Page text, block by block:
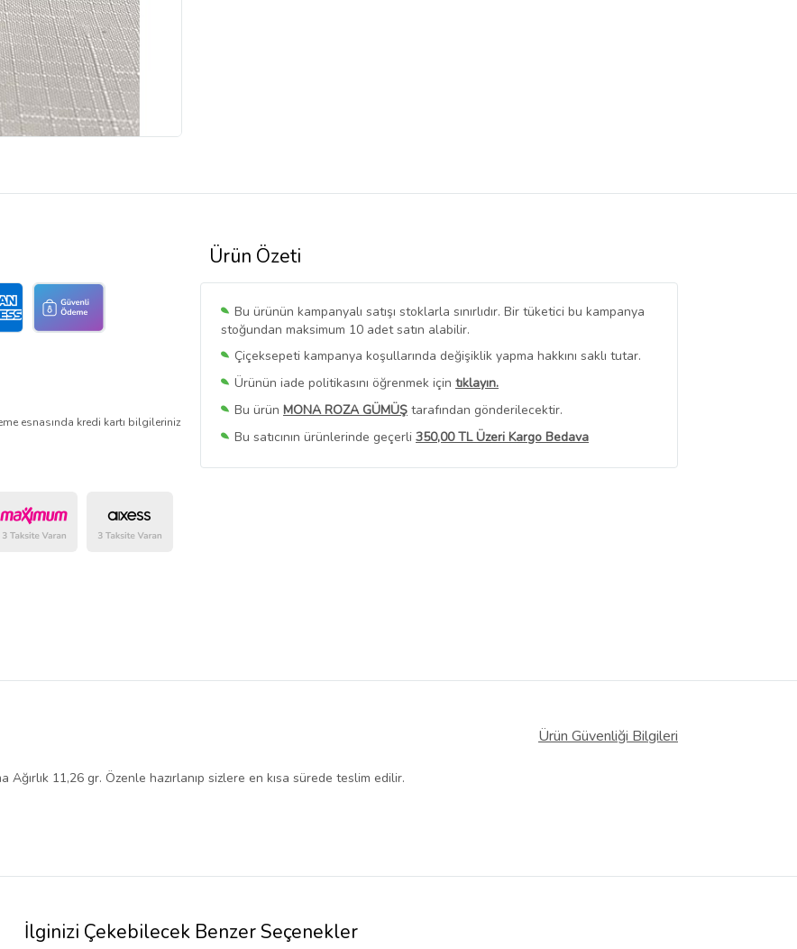
Ürün Özeti
Bu ürünün kampanyalı satışı stoklarla sınırlıdır. Bir tüketici bu kampanya
stoğundan maksimum 10 adet satın alabilir.
Çiçeksepeti kampanya koşullarında değişiklik yapma hakkını saklı tutar.
Ürünün iade politikasını öğrenmek için tıklayın.
Bu ürün MONA ROZA GÜMÜŞ tarafından gönderilecektir.
Bu satıcının ürünlerinde geçerli 350,00 TL Üzeri Kargo Bedava
Bu SatıcınınTüm Ürünlerini Görüntüle
esnasında kredi kartı bilgileriniz
Ürün Güvenliği Bilgileri
11,26 gr. Özenle hazırlanıp sizlere en kısa sürede teslim edilir.
İlginizi Çekebilecek Benzer Seçenekler